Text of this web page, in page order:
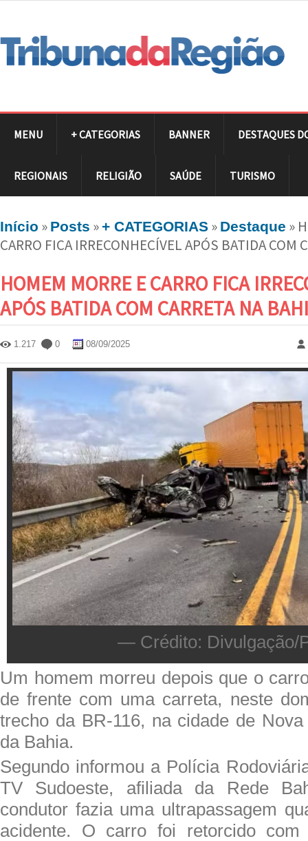
MENU + CATEGORIAS BANNER DESTAQUES
REGIONAIS RELIGIÃO SAÚDE TURISMO
Início » Posts »+ CATEGORIAS » Destaque »
CARRO FICA IRRECONHECÍVEL APÓS BATIDA COM
HOMEM MORRE E CARRO FICA
APÓS BATIDA COM CARRETA NA
1.217 0 08/09/2025
— Crédito: Divulgação/
Um homem morreu depois que o
de frente com uma carreta, neste
trecho da BR-116, na cidade de
da Bahia.
Segundo informou a Polícia
TV Sudoeste, afiliada da Rede
condutor fazia uma ultrapassagem
acidente. O carro foi retorcido